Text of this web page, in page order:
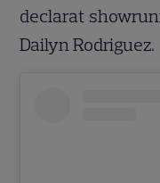
declarat
Dailyn Rodriguez.